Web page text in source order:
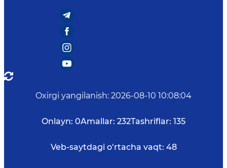
Oxirgi yangilanish: 2026-08-10 10:08:04
Onlayn: 0Amallar: 232Tashriflar: 135
Veb-saytdagi o‘rtacha vaqt: 48